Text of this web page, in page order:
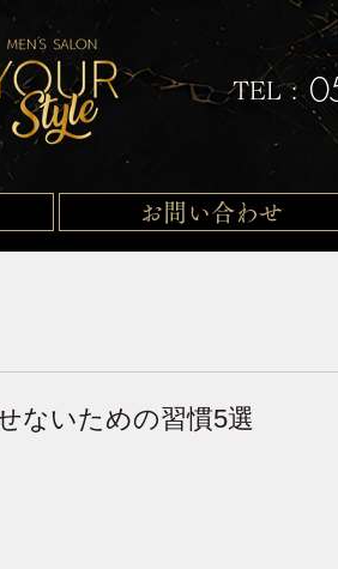
TEL :
お問い合わせ
ないための習慣5選